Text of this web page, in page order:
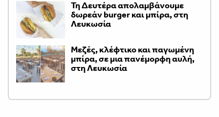
Τη Δευτέρα απολαμβάνουμε
δωρεάν burger και μπίρα, στη
Λευκωσία
Μεζές, κλέφτικο και παγωμένη
μπίρα, σε μια πανέμορφη αυλή,
στη Λευκωσία